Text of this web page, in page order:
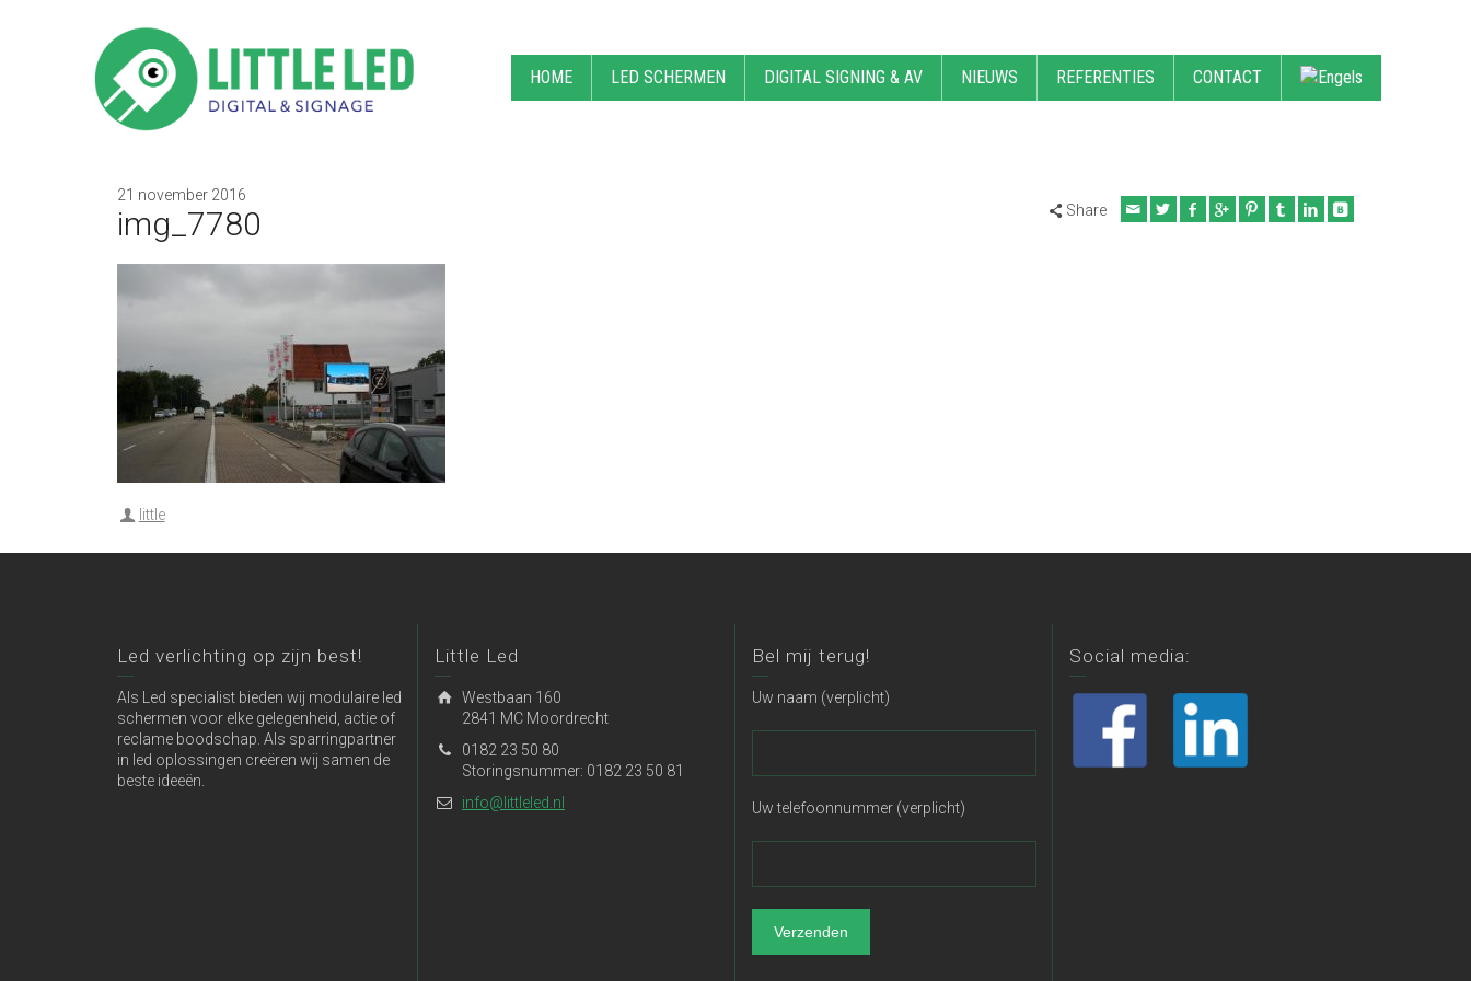
HOME LED SCHERMEN DIGITAL SIGNING & AV NIEUWS REFERENTIES CONTACT
21 november 2016
img_7780 Share
little
Led verlichting op zijn best!
Als Led specialist bieden wij modulaire led
schermen voor elke gelegenheid, actie of
reclame boodschap. Als sparringpartner
in led oplossingen creëren wij samen de
beste ideeën.
Little Led
Westbaan 160
2841 MC Moordrecht
0182 23 50 80
Storingsnummer: 0182 23 50 81
info@littleled.nl
Bel mij terug!
Uw naam (verplicht)
Uw telefoonnummer (verplicht)
Social media: